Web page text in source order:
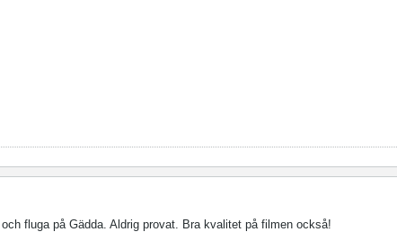
fluga på Gädda. Aldrig provat. Bra kvalitet på filmen också!